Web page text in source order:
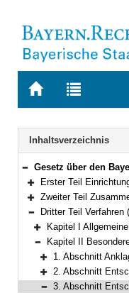
Zur
Zur
letzten
Suche
Navigation
Inhaltsverzeichnis
Bereich reduzieren
Gesetz über den Bayerischen
Bereich erweitern
Erster Teil
Bereich erweitern
Zweiter Teil
Bereich reduzieren
Dritter Teil Verfahren
Bereich erweitern
Kapitel I
Bereich reduzieren
Kapitel II
Bereich erweitern
1. Abschnitt Anklagen gegen ein
Bereich erweitern
2. Abschnitt Entscheidungen über den
3. Abschnitt Entscheidungen über die Gültigkeit